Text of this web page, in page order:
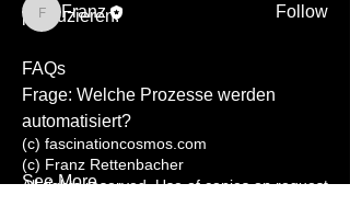
produzieren.
FAQs
Frage: Welche Prozesse werden
automatisiert?
See More
Franz
Franz
Follow
(c) fascinationcosmos.com
(c) Franz Rettenbacher
All rights reserved. Use of copies onrequest